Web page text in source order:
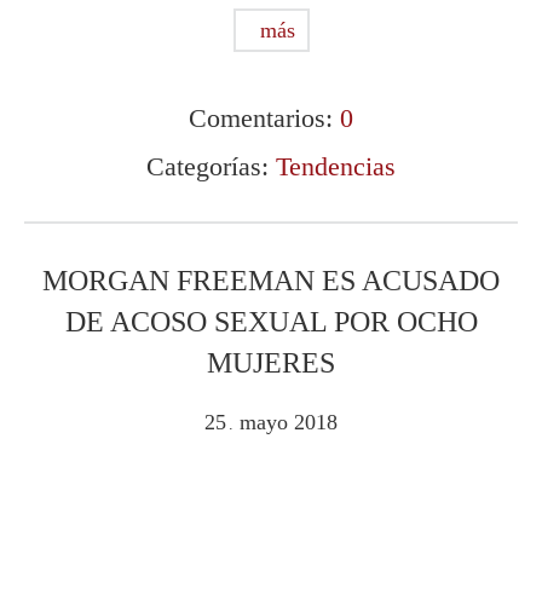
más
Comentarios: 0
Categorías: Tendencias
MORGAN FREEMAN ES ACUSADO
DE ACOSO SEXUAL POR OCHO
MUJERES
25 . mayo 2018